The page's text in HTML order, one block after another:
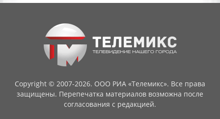
Copyright © 2007-2026. ООО РИА «Телемикс». Все права
защищены. Перепечатка материалов возможна после
согласования с редакцией.